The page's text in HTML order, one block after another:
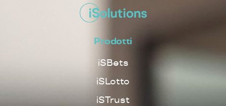
Prodotti
iSBets
iSLotto
iSTrust